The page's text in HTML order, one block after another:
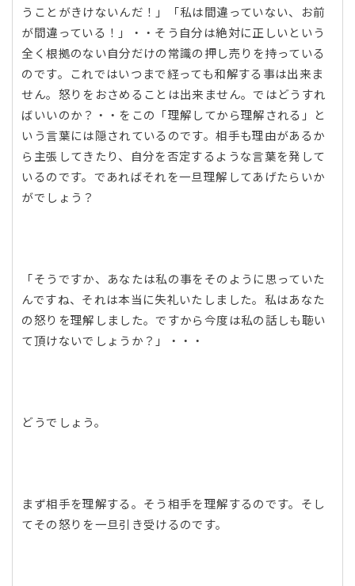
うことがきけないんだ！」「私は間違っていない、お前
が間違っている！」・・そう自分は絶対に正しいという
全く根拠のない自分だけの常識の押し売りを持っている
のです。これではいつまで経っても和解する事は出来ま
せん。怒りをおさめることは出来ません。ではどうすれ
ばいいのか？・・をこの「理解してから理解される」と
いう言葉には隠されているのです。相手も理由があるか
ら主張してきたり、自分を否定するような言葉を発して
いるのです。であればそれを一旦理解してあげたらいか
がでしょう？
「そうですか、あなたは私の事をそのように思っていた
んですね、それは本当に失礼いたしました。私はあなた
の怒りを理解しました。ですから今度は私の話しも聴い
て頂けないでしょうか？」・・・
どうでしょう。
まず相手を理解する。そう相手を理解するのです。そし
てその怒りを一旦引き受けるのです。